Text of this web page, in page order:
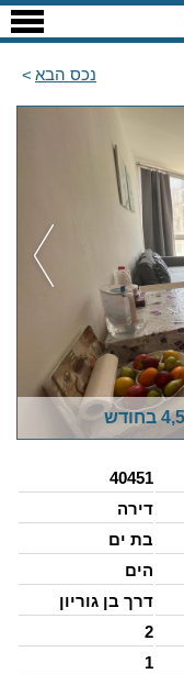
נכס הבא
40451
דירה
בת ים
הים
דרך בן גוריון
2
1